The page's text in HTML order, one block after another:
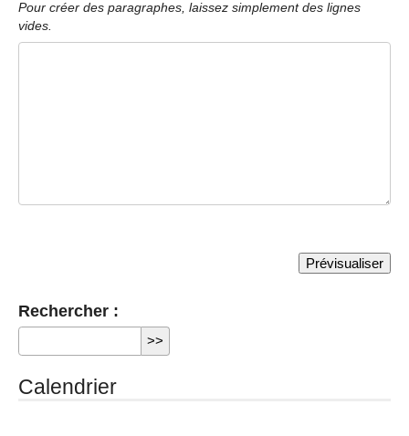
Pour créer des paragraphes, laissez simplement des lignes
vides.
Rechercher :
Calendrier